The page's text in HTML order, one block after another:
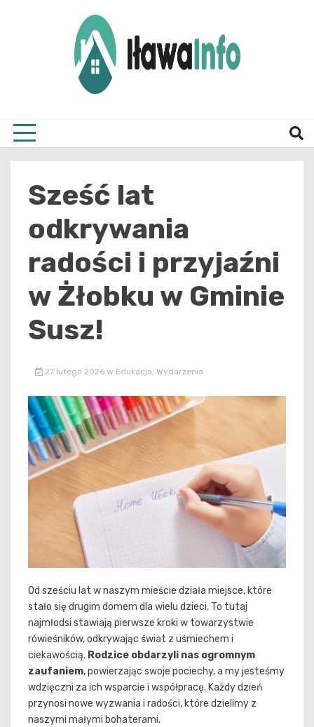
Sześć lat
odkrywania
radości i przyjaźni
w Żłobku w Gminie
Susz!
27 lutego 2026 w Edukacja, Wydarzenia
Od sześciu lat w naszym mieście działa miejsce, które
stało się drugim domem dla wielu dzieci. To tutaj
najmłodsi stawiają pierwsze kroki w towarzystwie
rówieśników, odkrywając świat z uśmiechem i
ciekawością. Rodzice obdarzyli nas ogromnym
zaufaniem, powierzając swoje pociechy, a my jesteśmy
wdzięczni za ich wsparcie i współpracę. Każdy dzień
przynosi nowe wyzwania i radości, które dzielimy z
naszymi małymi bohaterami.